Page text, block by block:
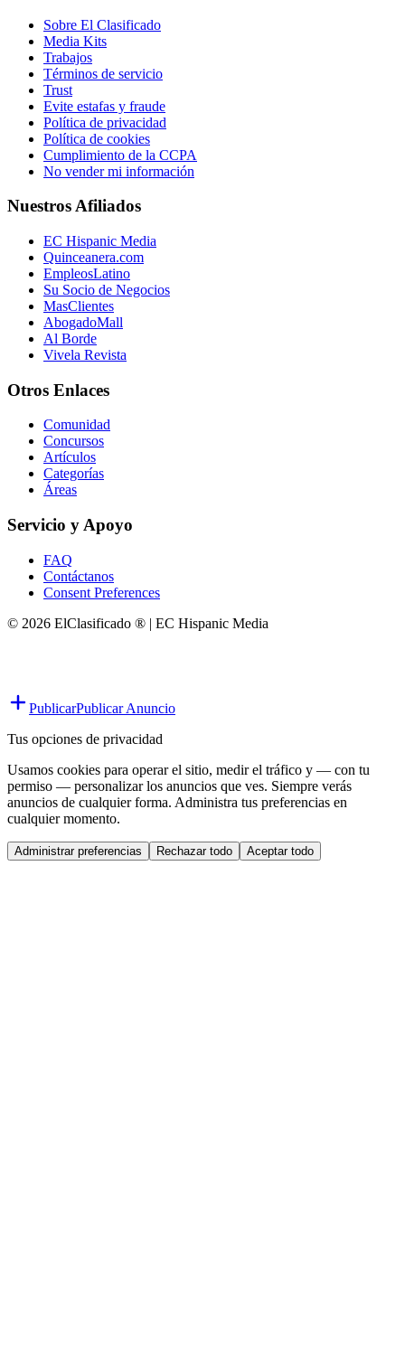
Sobre El Clasificado
Media Kits
Trabajos
Términos de servicio
Trust
Evite estafas y fraude
Política de privacidad
Política de cookies
Cumplimiento de la CCPA
No vender mi información
Nuestros Afiliados
EC Hispanic Media
Quinceanera.com
EmpleosLatino
Su Socio de Negocios
MasClientes
AbogadoMall
Al Borde
Vivela Revista
Otros Enlaces
Comunidad
Concursos
Artículos
Categorías
Áreas
Servicio y Apoyo
FAQ
Contáctanos
Consent Preferences
© 2026 ElClasificado ® | EC Hispanic Media
PublicarPublicar Anuncio
Tus opciones de privacidad
Usamos cookies para operar el sitio, medir el tráfico y — con tu
permiso — personalizar los anuncios que ves. Siempre verás
anuncios de cualquier forma. Administra tus preferencias en
cualquier momento.
Administrar preferencias Rechazar todo Aceptar todo